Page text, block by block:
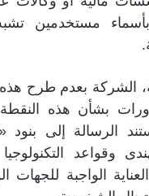
مستخدمين
الشركة بعدم طرح
بشأن هذه
الرسالة إلى بنود
وقواعد
الواجبة للجهات